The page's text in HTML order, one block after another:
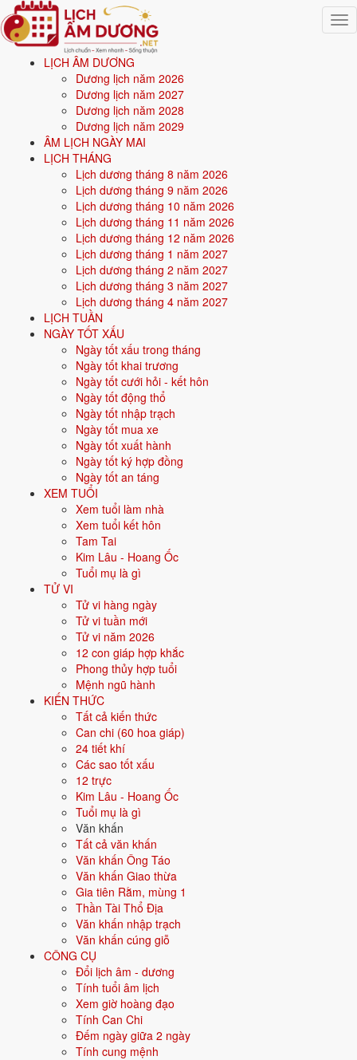
LỊCH ÂM DƯƠNG
Dương lịch năm 2026
Dương lịch năm 2027
Dương lịch năm 2028
Dương lịch năm 2029
ÂM LỊCH NGÀY MAI
LỊCH THÁNG
Lịch dương tháng 8 năm 2026
Lịch dương tháng 9 năm 2026
Lịch dương tháng 10 năm 2026
Lịch dương tháng 11 năm 2026
Lịch dương tháng 12 năm 2026
Lịch dương tháng 1 năm 2027
Lịch dương tháng 2 năm 2027
Lịch dương tháng 3 năm 2027
Lịch dương tháng 4 năm 2027
LỊCH TUẦN
NGÀY TỐT XẤU
Ngày tốt xấu trong tháng
Ngày tốt khai trương
Ngày tốt cưới hỏi - kết hôn
Ngày tốt động thổ
Ngày tốt nhập trạch
Ngày tốt mua xe
Ngày tốt xuất hành
Ngày tốt ký hợp đồng
Ngày tốt an táng
XEM TUỔI
Xem tuổi làm nhà
Xem tuổi kết hôn
Tam Tai
Kim Lâu - Hoang Ốc
Tuổi mụ là gì
TỬ VI
Tử vi hàng ngày
Tử vi tuần mới
Tử vi năm 2026
12 con giáp hợp khắc
Phong thủy hợp tuổi
Mệnh ngũ hành
KIẾN THỨC
Tất cả kiến thức
Can chi (60 hoa giáp)
24 tiết khí
Các sao tốt xấu
12 trực
Kim Lâu - Hoang Ốc
Tuổi mụ là gì
Văn khấn
Tất cả văn khấn
Văn khấn Ông Táo
Văn khấn Giao thừa
Gia tiên Rằm, mùng 1
Thần Tài Thổ Địa
Văn khấn nhập trạch
Văn khấn cúng giỗ
CÔNG CỤ
Đổi lịch âm - dương
Tính tuổi âm lịch
Xem giờ hoàng đạo
Tính Can Chi
Đếm ngày giữa 2 ngày
Tính cung mệnh
Trang chủ
Mệnh ngũ hành
Sinh năm 1985
Sinh năm 1985mệnh gì? Ất Sửu Hải Trung Kim - mệnh
Kim
Người sinh năm1985là tuổiẤt Sửu(con Trâu), nạp âm
Kim
, mệnhKim. Năm2026 42 tuổi mụ
Sinh năm 1985(Ất Sửu, con Trâu) thuộc mệnh
Trung Kim.
Màu hợp:Trắng, Bạc, Xám, Vàng nhạt.
Vận khí khi sinh:Vận 7 Thất Xích Kim (1984-2003) - Tài chính, giao
2026: 42 tuổi mụ, năm Bính Ngọ - Hại Thái Tuế.
Sinh năm 1985 là tuổi gì, mệnh gì?
Người sinh năm1985là tuổiẤt Sửu
Kim. Màu hợp gồm Trắng, Bạc, Xám, Vàng nhạt; hướng
hợp là Tây, Tây Bắc. Bảng dưới đây tóm tắt 10 chỉ số cốt lõi:
Năm sinh dương
1985
Ất Sửu
Sửu - Con Trâu
Hải Trung Kim
Mệnh ngũ hành ⚒️Kim
Màu hợp Trắng
Hướng hợp
Hành tương sinh
Hành tương khắc Hỏa (Hỏa khắc Kim); Mộc (Kim khắc Mộc)
Tuổi năm 2026 42 tuổi mụ / 41 tuổi dương - Trung niên
Ý nghĩa nạp âm Hải Trung Kim
Người sinh năm1985mang nạp âm
các nạp âm thuộc hànhKimtrong vòng 60 hoa giáp.
Tượng trưng cho kim loại, sự cứng cáp, sắc bén, kỷ luật. Người mệnh
Kim có ý chí, quyết đoán.
Tìm hiểu chi tiết nạp âm Hải Trung Kim: màu hợp, hướng tốt, năm
sinh, tương sinh tương khắc →
Quan hệ Can × Chi (Mộc khắc Thổ):
thân chế ngự hoàn cảnh. Tính cách mạnh mẽ, kiểm soát cao, dễ làm